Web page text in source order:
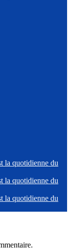
la quotidienne du
la quotidienne du
la quotidienne du